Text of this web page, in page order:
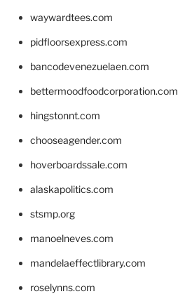
waywardtees.com
pidfloorsexpress.com
bancodevenezuelaen.com
bettermoodfoodcorporation.com
hingstonnt.com
chooseagender.com
hoverboardssale.com
alaskapolitics.com
stsmp.org
manoelneves.com
mandelaeffectlibrary.com
roselynns.com